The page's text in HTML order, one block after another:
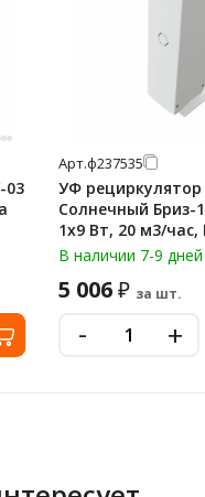
03
Арт.ф237535
УФ
Солнечный Бриз-
1х9 Вт, 20 м3/час,
В наличии 7-9 дней
5 006₽ за шт.
- +